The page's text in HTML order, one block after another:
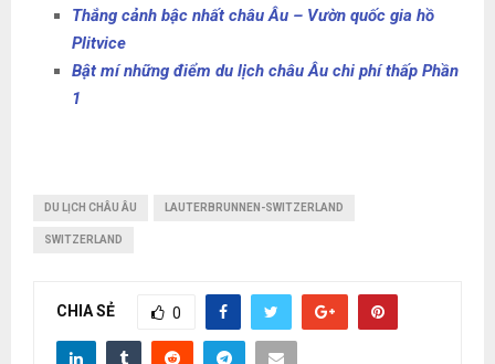
Thắng cảnh bậc nhất châu Âu – Vườn quốc gia hồ
Plitvice
Bật mí những điểm du lịch châu Âu chi phí thấp Phần
1
DU LỊCH CHÂU ÂU LAUTERBRUNNEN-SWITZERLAND
SWITZERLAND
CHIA SẺ 0